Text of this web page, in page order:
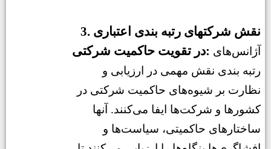
3. نقش شرکتهای رتبه بندی اعتباری
در تقویت حاکمیت شرکتی:
رتبه بندی نقش مهمی در ارزیابی و
نظارت بر شیوه‌های حاکمیت شرکتی در
کشورها و شرکت‌ها ایفا می‌کنند. آنها
ساختارهای حاکمیتی، سیاست‌ها و